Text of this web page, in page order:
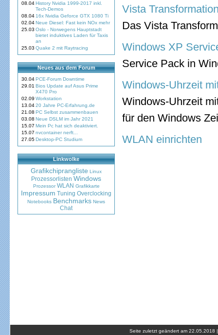
08.04History Nvidia 1999-2017 inkl.
Tech-Demos
08.04 16x Nvidia Geforce GTX 1080 Ti
02.04Neue Diesel: Fast kein NOx mehr
25.03 Oslo - Norwegens Hauptstadt
bietet induktives Laden für Taxis
an
25.03 Quake 2 mit Raytracing
Neues aus dem Forum
30.04PCE-Forum Downtime
29.01 Bios Update auf Asus Prime
X470 Pro
02.09 Workstation
13.0420 Jahre PC-Erfahrung.de
21.08 PC Selbst zusammenbauen
03.08 Neue DSLM im Jahr 2021
15.07 Mein Pc hat sich deaktiviert.
15.07 nvcontainer nerft...
27.05Desktop-PC Studium
Linkwolke
Grafikchiprangliste Linux
Prozessorlisten Windows
Prozessor WLAN Grafikkarte
Impressum Tuning Overclocking
Notebooks Benchmarks News
Chat
Vista
Das Vista
Windows XP
Service Pack in
Windows-Uhrzeit
Windows-Uhrzeit
für den Windows
WLAN einrichten
Seite zuletzt geändert am 22.05.2018